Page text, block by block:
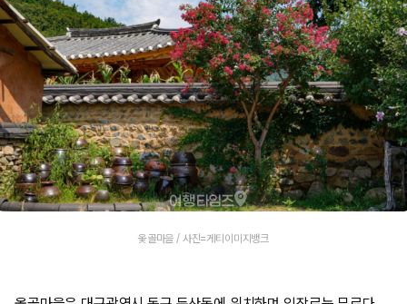
옻골마을 / 사진=게티이미지뱅크